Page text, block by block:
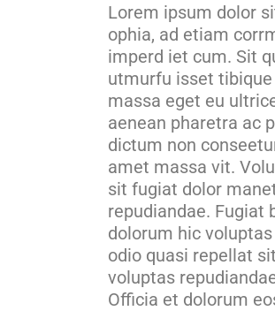
Lorem ipsum dolor
ophia, ad etiam
imperd iet cum. Sit
utmurfu isset
massa eget eu
aenean pharetra ac
dictum non
amet massa vit.
sit fugiat dolor
repudiandae. Fugiat
dolorum hic
odio quasi repellat
voluptas
Officia et dolorum